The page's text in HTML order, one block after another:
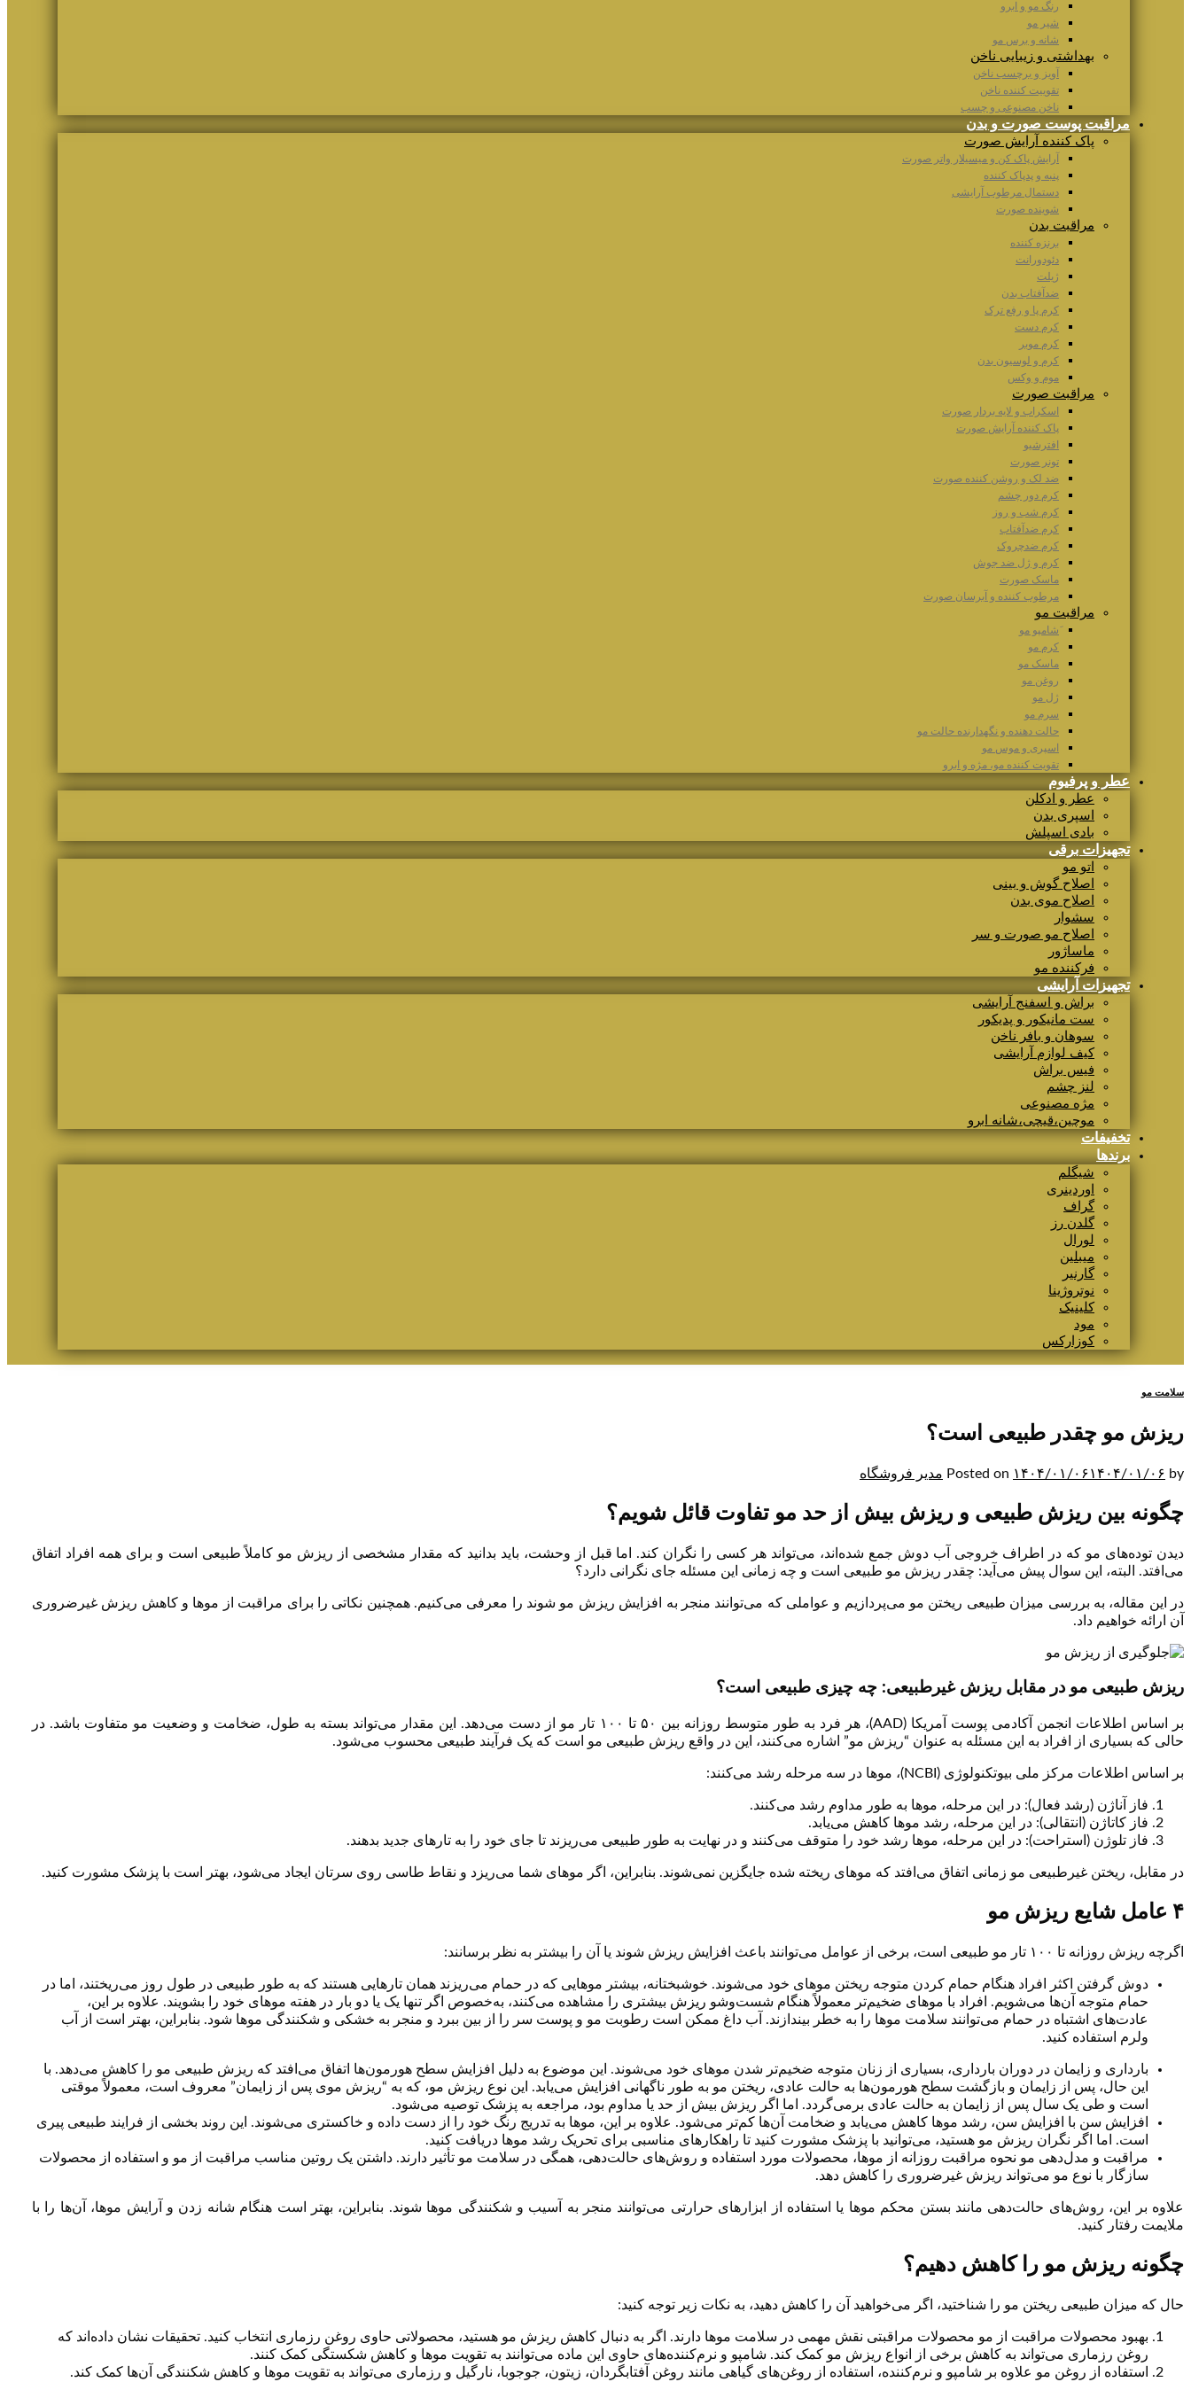
رنگ مو و ابرو
شیر مو
شانه و برس مو
بهداشتی و زیبایی ناخن
آویز و برچسب ناخن
تقوییت کننده ناخن
ناخن مصنوعی و چسب
مراقبت پوست صورت و بدن
پاک کننده آرایش صورت
آرایش پاک کن و میسیلار واتر صورت
پنبه و پدپاک کننده
دستمال مرطوب آرایشی
شوینده صورت
مراقبت بدن
برنزه کننده
دئودورانت
ژیلت
ضدآفتاب بدن
کرم پا و رفع ترک
کرم دست
کرم موبر
کرم و لوسیون بدن
موم و وکس
مراقبت صورت
اسکراب و لایه بردار صورت
پاک کننده آرایش صورت
افترشیو
تونر صورت
ضد لک و روشن کننده صورت
کرم دور چشم
کرم شب و روز
کرم ضدآفتاب
کرم ضدچروک
کرم و ژل ضد جوش
ماسک صورت
مرطوب کننده و آبرسان صورت
مراقبت مو
َشامپو مو
کرم مو
ماسک مو
روغن مو
ژل مو
سرم مو
حالت دهنده و نگهدارنده حالت مو
اسپری و موس مو
تقویت کننده مو، مژه و ابرو
عطر و پرفیوم
عطر و ادکلن
اسپری بدن
بادی اسپلش
تجهیزات برقی
اتو مو
اصلاح گوش و بینی
اصلاح موی بدن
سشوار
اصلاح مو صورت و سر
ماساژور
فرکننده مو
تجهیزات آرایشی
براش و اسفنج آرایشی
ست مانیکور و پدیکور
سوهان و بافر ناخن
کیف لوازم آرایشی
فیس براش
لنز چشم
مژه مصنوعی
موچین،قیچی،شانه ابرو
تخفیفات
برندها
شیگلم
اوردینری
گراف
گلدن رز
لورال
میبلین
گارنیر
نوتروژینا
کلینیک
مود
کوزارکس
سلامت مو
ریزش مو چقدر طبیعی است؟
Posted on ۱۴۰۴/۰۱/۰۶۱۴۰۴/۰۱/۰۶ by مدیر فروشگاه
چگونه بین ریزش طبیعی و ریزش بیش از حد مو تفاوت قائل شویم؟
دیدن توده‌های مو که در اطراف خروجی آب دوش جمع شده‌اند، می‌تواند هر کسی را نگران کند. اما قبل از وحشت، باید بدانید که مقدار مشخصی از ریزش مو کاملاً طبیعی است و برای همه افراد اتفاق
می‌افتد. البته، این سوال پیش می‌آید: چقدر ریزش مو طبیعی است و چه زمانی این مسئله جای نگرانی دارد؟
در این مقاله، به بررسی میزان طبیعی ریختن مو می‌پردازیم و عواملی که می‌توانند منجر به افزایش ریزش مو شوند را معرفی می‌کنیم. همچنین نکاتی را برای مراقبت از موها و کاهش ریزش غیرضروری
آن ارائه خواهیم داد.
ریزش طبیعی مو در مقابل ریزش غیرطبیعی: چه چیزی طبیعی است؟
بر اساس اطلاعات انجمن آکادمی پوست آمریکا (AAD)، هر فرد به طور متوسط روزانه بین ۵۰ تا ۱۰۰ تار مو از دست می‌دهد. این مقدار می‌تواند بسته به طول، ضخامت و وضعیت مو متفاوت باشد. در
حالی که بسیاری از افراد به این مسئله به عنوان “ریزش مو” اشاره می‌کنند، این در واقع ریزش طبیعی مو است که یک فرآیند طبیعی محسوب می‌شود.
بر اساس اطلاعات مرکز ملی بیوتکنولوژی (NCBI)، موها در سه مرحله رشد می‌کنند:
فاز آناژن (رشد فعال): در این مرحله، موها به طور مداوم رشد می‌کنند.
فاز کاتاژن (انتقالی): در این مرحله، رشد موها کاهش می‌یابد.
فاز تلوژن (استراحت): در این مرحله، موها رشد خود را متوقف می‌کنند و در نهایت به طور طبیعی می‌ریزند تا جای خود را به تارهای جدید بدهند.
در مقابل، ریختن غیرطبیعی مو زمانی اتفاق می‌افتد که موهای ریخته شده جایگزین نمی‌شوند. بنابراین، اگر موهای شما می‌ریزد و نقاط طاسی روی سرتان ایجاد می‌شود، بهتر است با پزشک مشورت کنید.
۴ عامل شایع ریزش مو
اگرچه ریزش روزانه تا ۱۰۰ تار مو طبیعی است، برخی از عوامل می‌توانند باعث افزایش ریزش شوند یا آن را بیشتر به نظر برسانند:
دوش گرفتن اکثر افراد هنگام حمام کردن متوجه ریختن موهای خود می‌شوند. خوشبختانه، بیشتر موهایی که در حمام می‌ریزند همان تارهایی هستند که به طور طبیعی در طول روز می‌ریختند، اما در
حمام متوجه آن‌ها می‌شویم. افراد با موهای ضخیم‌تر معمولاً هنگام شست‌وشو ریزش بیشتری را مشاهده می‌کنند، به‌خصوص اگر تنها یک یا دو بار در هفته موهای خود را بشویند. علاوه بر این،
عادت‌های اشتباه در حمام می‌توانند سلامت موها را به خطر بیندازند. آب داغ ممکن است رطوبت مو و پوست سر را از بین ببرد و منجر به خشکی و شکنندگی موها شود. بنابراین، بهتر است از آب
ولرم استفاده کنید.
بارداری و زایمان در دوران بارداری، بسیاری از زنان متوجه ضخیم‌تر شدن موهای خود می‌شوند. این موضوع به دلیل افزایش سطح هورمون‌ها اتفاق می‌افتد که ریزش طبیعی مو را کاهش می‌دهد. با
این حال، پس از زایمان و بازگشت سطح هورمون‌ها به حالت عادی، ریختن مو به طور ناگهانی افزایش می‌یابد. این نوع ریزش مو، که به “ریزش موی پس از زایمان” معروف است، معمولاً موقتی
است و طی یک سال پس از زایمان به حالت عادی برمی‌گردد. اما اگر ریزش بیش از حد یا مداوم بود، مراجعه به پزشک توصیه می‌شود.
افزایش سن با افزایش سن، رشد موها کاهش می‌یابد و ضخامت آن‌ها کم‌تر می‌شود. علاوه بر این، موها به تدریج رنگ خود را از دست داده و خاکستری می‌شوند. این روند بخشی از فرایند طبیعی پیری
است. اما اگر نگران ریزش مو هستید، می‌توانید با پزشک مشورت کنید تا راهکارهای مناسبی برای تحریک رشد موها دریافت کنید.
مراقبت و مدل‌دهی مو نحوه مراقبت روزانه از موها، محصولات مورد استفاده و روش‌های حالت‌دهی، همگی در سلامت مو تأثیر دارند. داشتن یک روتین مناسب مراقبت از مو و استفاده از محصولات
سازگار با نوع مو می‌تواند ریزش غیرضروری را کاهش دهد.
علاوه بر این، روش‌های حالت‌دهی مانند بستن محکم موها یا استفاده از ابزارهای حرارتی می‌توانند منجر به آسیب و شکنندگی موها شوند. بنابراین، بهتر است هنگام شانه زدن و آرایش موها، آن‌ها را با
ملایمت رفتار کنید.
چگونه ریزش مو را کاهش دهیم؟
حال که میزان طبیعی ریختن مو را شناختید، اگر می‌خواهید آن را کاهش دهید، به نکات زیر توجه کنید:
بهبود محصولات مراقبت از مو محصولات مراقبتی نقش مهمی در سلامت موها دارند. اگر به دنبال کاهش ریزش مو هستید، محصولاتی حاوی روغن رزماری انتخاب کنید. تحقیقات نشان داده‌اند که
روغن رزماری می‌تواند به کاهش برخی از انواع ریزش مو کمک کند. شامپو و نرم‌کننده‌های حاوی این ماده می‌توانند به تقویت موها و کاهش شکستگی کمک کنند.
استفاده از روغن مو علاوه بر شامپو و نرم‌کننده، استفاده از روغن‌های گیاهی مانند روغن آفتابگردان، زیتون، جوجوبا، نارگیل و رزماری می‌تواند به تقویت موها و کاهش شکنندگی آن‌ها کمک کند.